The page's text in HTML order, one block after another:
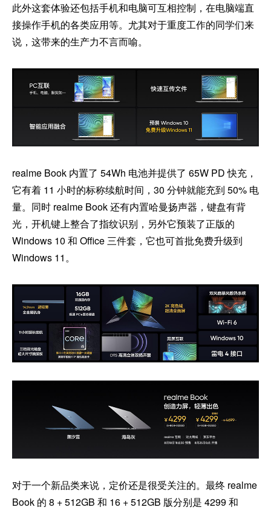
此外这套体验还包括手机和电脑可互相控制，在电脑端直
接操作手机的各类应用等。尤其对于重度工作的同学们来
说，这带来的生产力不言而喻。
realme Book 内置了 54Wh 电池并提供了 65W PD 快充，
它有着 11 小时的标称续航时间，30 分钟就能充到 50% 电
量。同时 realme Book 还有内置哈曼扬声器，键盘有背
光，开机键上整合了指纹识别，另外它预装了正版的
Windows 10 和 Office 三件套，它也可首批免费升级到
Windows 11。
对于一个新品类来说，定价还是很受关注的。最终 realme
Book 的 8 + 512GB 和 16 + 512GB 版分别是 4299 和